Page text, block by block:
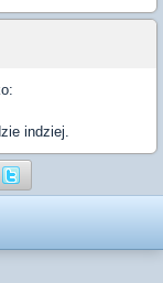
indziej.